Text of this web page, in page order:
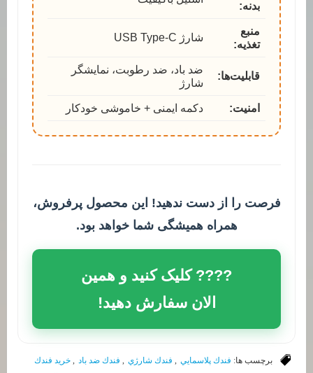
بدنه:
منبع
تغذیه:
شارژ USB Type-C
قابلیت‌ها:
ضد باد، ضد رطوبت، نمایشگر
شارژ
امنیت: دکمه ایمنی + خاموشی خودکار
فرصت را از دست ندهید! این محصول پرفروش،
همراه همیشگی شما خواهد بود.
???? کلیک کنید و همین
الان سفارش دهید!
برچسب ها: فندك پلاسمايي , فندك شارژي , فندك ضد باد , خريد فندك